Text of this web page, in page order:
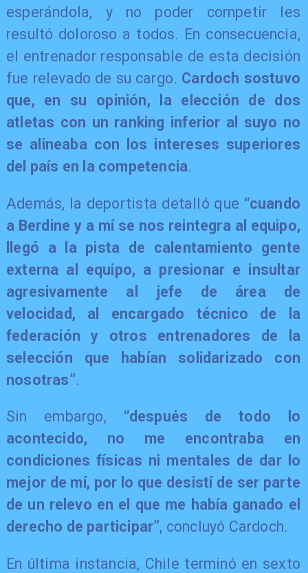
esperándola, y no poder competir les
resultó doloroso a todos. En consecuencia,
el entrenador responsable de esta decisión
fue relevado de su cargo. Cardoch sostuvo
que, en su opinión, la elección de dos
atletas con un ranking inferior al suyo no
se alineaba con los intereses superiores
del país en la competencia.
Además, la deportista detalló que “cuando
a Berdine y a mí se nos reintegra al equipo,
llegó a la pista de calentamiento gente
externa al equipo, a presionar e insultar
agresivamente al jefe de área de
velocidad, al encargado técnico de la
federación y otros entrenadores de la
selección que habían solidarizado con
nosotras”.
Sin embargo, “después de todo lo
acontecido, no me encontraba en
condiciones físicas ni mentales de dar lo
mejor de mí, por lo que desistí de ser parte
de un relevo en el que me había ganado el
derecho de participar”, concluyó Cardoch.
En última instancia, Chile terminó en sexto